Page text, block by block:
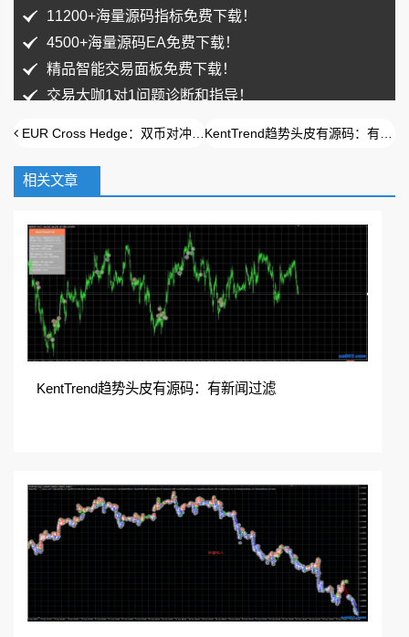
11200+海量源码指标免费下载！
4500+海量源码EA免费下载！
精品智能交易面板免费下载！
交易大咖1对1问题诊断和指导！
扫码加入QQ群免费领取
EUR Cross Hedge：双币对冲EA，主货币和关联货币可以自由设置
相关文章
KentTrend趋势头皮有源码：有新闻过滤